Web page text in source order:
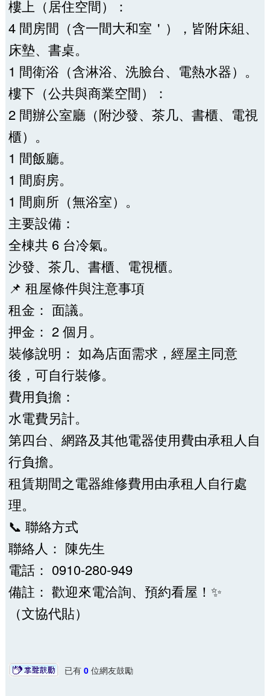
樓上（居住空間）：
4 間房間（含一間大和室＇），皆附床組、
床墊、書桌。
1 間衛浴（含淋浴、洗臉台、電熱水器）。
樓下（公共與商業空間）：
2 間辦公室廳（附沙發、茶几、書櫃、電視
櫃）。
1 間飯廳。
1 間廚房。
1 間廁所（無浴室）。
主要設備：
全棟共 6 台冷氣。
沙發、茶几、書櫃、電視櫃。
📌 租屋條件與注意事項
租金： 面議。
押金： 2 個月。
裝修說明： 如為店面需求，經屋主同意
後，可自行裝修。
費用負擔：
水電費另計。
第四台、網路及其他電器使用費由承租人自
行負擔。
租賃期間之電器維修費用由承租人自行處
理。
📞 聯絡方式
聯絡人： 陳先生
電話： 0910-280-949
備註： 歡迎來電洽詢、預約看屋！✨
（文協代貼）
已有 0位網友鼓勵